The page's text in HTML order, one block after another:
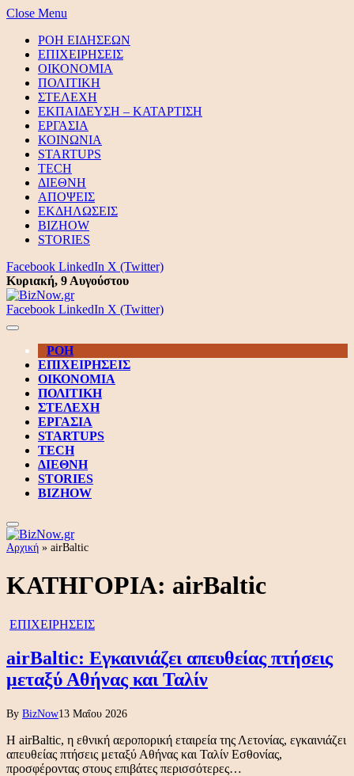
Close Menu
ΡΟΗ ΕΙΔΗΣΕΩΝ
ΕΠΙΧΕΙΡΗΣΕΙΣ
ΟΙΚΟΝΟΜΙΑ
ΠΟΛΙΤΙΚΗ
ΣΤΕΛΕΧΗ
ΕΚΠΑΙΔΕΥΣΗ – ΚΑΤΑΡΤΙΣΗ
ΕΡΓΑΣΙΑ
ΚΟΙΝΩΝΙΑ
STARTUPS
TECH
ΔΙΕΘΝΗ
ΑΠΟΨΕΙΣ
ΕΚΔΗΛΩΣΕΙΣ
BIZHOW
STORIES
Facebook LinkedIn X (Twitter)
Κυριακή, 9 Αυγούστου
Facebook LinkedIn X (Twitter)
ΡΟΗ
ΕΠΙΧΕΙΡΗΣΕΙΣ
ΟΙΚΟΝΟΜΙΑ
ΠΟΛΙΤΙΚΗ
ΣΤΕΛΕΧΗ
ΕΡΓΑΣΙΑ
STARTUPS
TECH
ΔΙΕΘΝΗ
STORIES
BIZHOW
Αρχική » airBaltic
ΚΑΤΗΓΟΡΙΑ: airBaltic
ΕΠΙΧΕΙΡΗΣΕΙΣ
airBaltic: Εγκαινιάζει απευθείας πτήσεις
μεταξύ Αθήνας και Ταλίν
By BizNow13 Μαΐου 2026
Η airBaltic, η εθνική αεροπορική εταιρεία της Λετονίας, εγκαινιάζει
απευθείας πτήσεις μεταξύ Αθήνας και Ταλίν Εσθονίας,
προσφέροντας στους επιβάτες περισσότερες…